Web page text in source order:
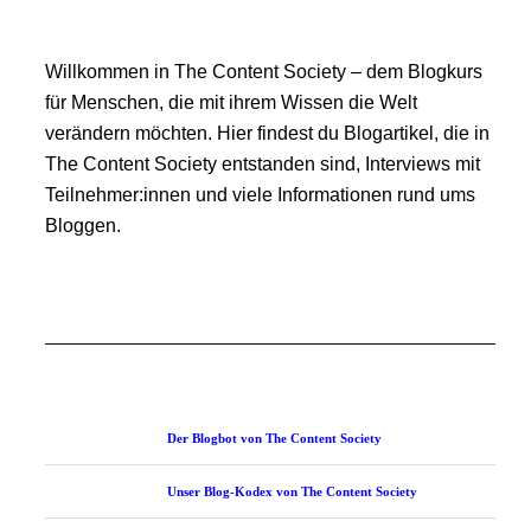
Willkommen in The Content Society – dem Blogkurs
für Menschen, die mit ihrem Wissen die Welt
verändern möchten. Hier findest du Blogartikel, die in
The Content Society entstanden sind, Interviews mit
Teilnehmer:innen und viele Informationen rund ums
Bloggen.
Der Blogbot von The Content Society
Unser Blog-Kodex von The Content Society